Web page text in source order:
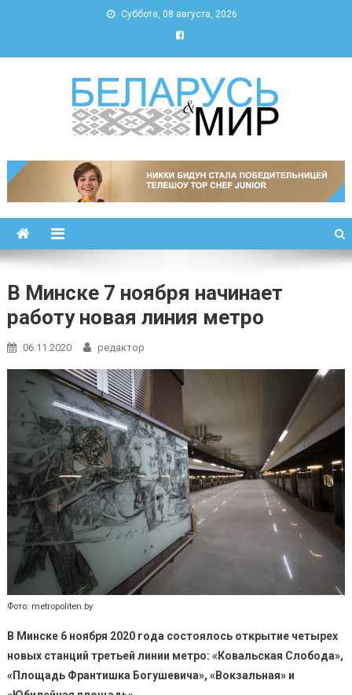
Суббота, 08 августа, 2026
Беларусь и мир
В Минске 7 ноября начинает
работу новая линия метро
06.11.2020 редактор
Фото: metropoliten.by
В Минске 6 ноября 2020 года состоялось открытие четырех
новых станций третьей линии метро: «Ковальская Слобода»,
«Площадь Франтишка Богушевича», «Вокзальная» и